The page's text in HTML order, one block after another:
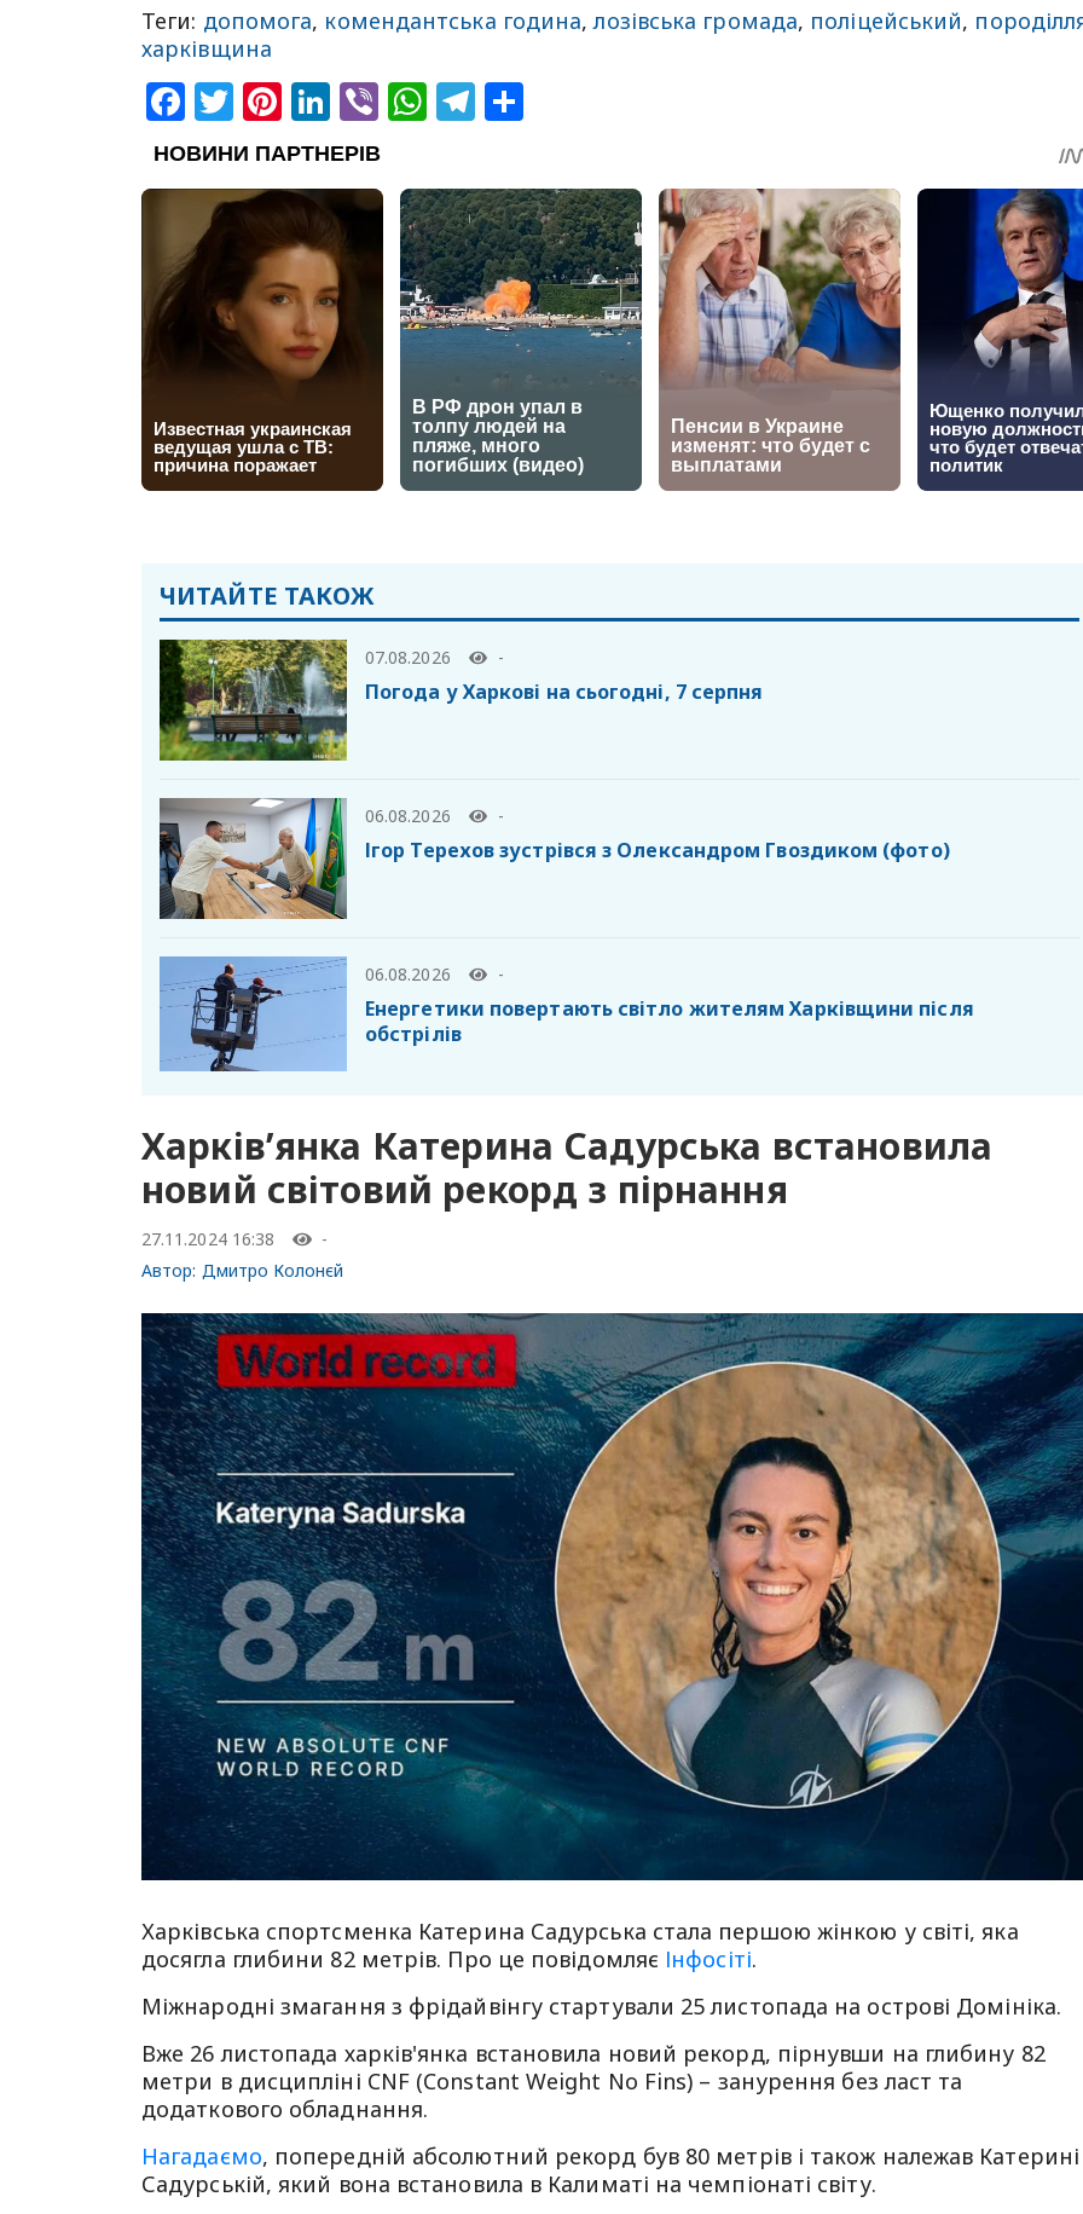
Теги: допомога, комендантська година,лозівська громада, поліцейський,
харківщина
Facebook
Twitter
Pinterest
LinkedIn
ViberWhatsApp
Telegram
ЧИТАЙТЕ ТАКОЖ
07.08.2026 -
Погода у Харкові на сьогодні, 7 серпня
06.08.2026 -
Ігор Терехов зустрівся з Олександром Гвоздиком (фото)
06.08.2026 -
Енергетики повертають світло жителям Харківщини після
обстрілів
Харків’янка Катерина Садурська встановила
новий світовий рекорд з пірнання
27.11.2024 16:38
-
Автор: Дмитро Колонєй
Харківська спортсменка Катерина Садурська стала першою жінкою у світі, яка
досягла глибини 82 метрів. Про це повідомляє Інфосіті.
Міжнародні змагання з фрідайвінгу стартували 25 листопада на острові Домініка.
Вже 26 листопада харків'янка встановила новий рекорд, пірнувши на глибину 82
метри в дисципліні CNF (Constant Weight No Fins) – занурення без ласт та
додаткового обладнання.
Нагадаємо, попередній абсолютний рекорд був 80 метрів і також належав Катерині
Садурській, який вона встановила в Калиматі на чемпіонаті світу.